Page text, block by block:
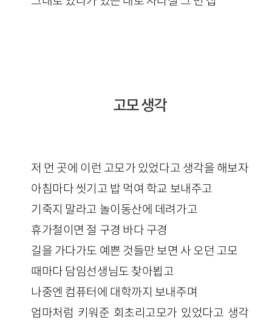
고모 생각
저 먼 곳에 이런 고모가 있었다고 생각을 해보자
아침마다 씻기고 밥 먹여 학교 보내주고
기죽지 말라고 놀이동산에 데려가고
휴가철이면 절 구경 바다 구경
길을 가다가도 예쁜 것들만 보면 사 오던 고모
때마다 담임선생님도 찾아뵙고
나중엔 컴퓨터에 대학까지 보내주며
엄마처럼 키워준 회초리고모가 있었다고 생각